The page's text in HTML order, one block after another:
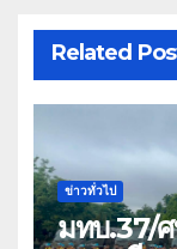
Related
ข่าวทั่วไป
มทบ.37/